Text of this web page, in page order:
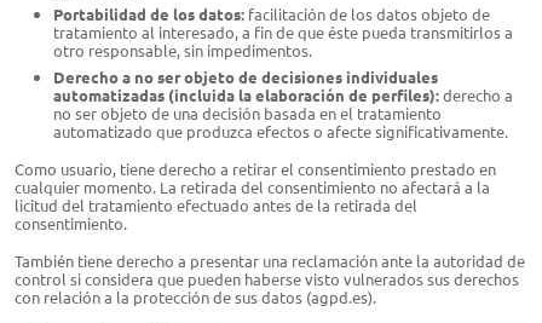
Portabilidad de los datos: facilitación de los datos objeto de
tratamiento al interesado, a fin de que éste pueda transmitirlos a
otro responsable, sin impedimentos.
Derecho a no ser objeto de decisiones individuales
automatizadas (incluida la elaboración de perfiles):derecho a
no ser objeto de una decisión basada en el tratamiento
automatizado que produzca efectos o afecte significativamente.
Como usuario, tiene derecho a retirar el consentimiento prestado en
cualquier momento. La retirada del consentimiento no afectará a la
licitud del tratamiento efectuado antes de la retirada del
consentimiento.
También tiene derecho a presentar una reclamación ante la autoridad de
control si considera que pueden haberse visto vulnerados sus derechos
con relación a la protección de sus datos (agpd.es).